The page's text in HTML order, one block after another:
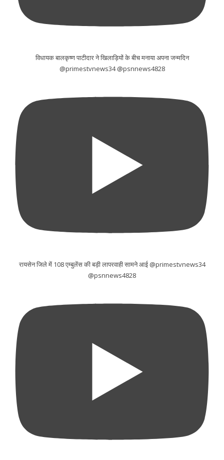
विधायक बालकृष्ण पाटीदार ने खिलाड़ियों के बीच मनाया अपना जन्मदिन
@primestvnews34 @psnnews4828
रायसेन जिले में 108 एम्बुलेंस की बड़ी लापरवाही सामने आई @primestvnews34
@psnnews4828